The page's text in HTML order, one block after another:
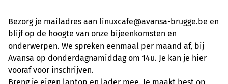
Bezorg je mailadres aan linuxcafe@avansa-brugge.be en
blijf op de hoogte van onze bijeenkomsten en
onderwerpen. We spreken eenmaal per maand af, bij
Avansa op donderdagnamiddag om 14u. Je kan je hier
vooraf voor inschrijven.